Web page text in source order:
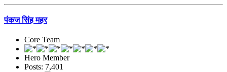
पंकज सिंह महर
Core Team
Hero Member
Posts: 7,401